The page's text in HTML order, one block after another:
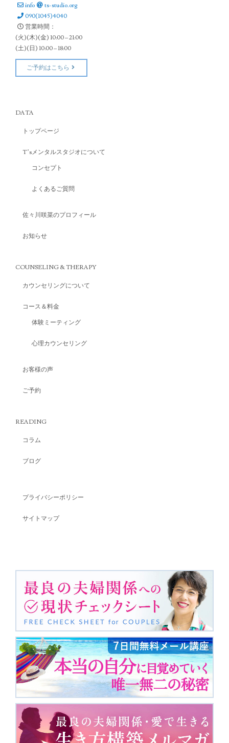
info
ts-studio.org
090(1045)4040
営業時間：
(火)(木)(金) 10:00 – 21:00
(土)(日) 10:00 – 18:00
ご予約はこちら
DATA
トップページ
T’sメンタルスタジオについて
コンセプト
よくあるご質問
佐々川咲菜のプロフィール
お知らせ
COUNSELING & THERAPY
カウンセリングについて
コース＆料金
体験ミーティング
心理カウンセリング
お客様の声
ご予約
READING
コラム
ブログ
プライバシーポリシー
サイトマップ